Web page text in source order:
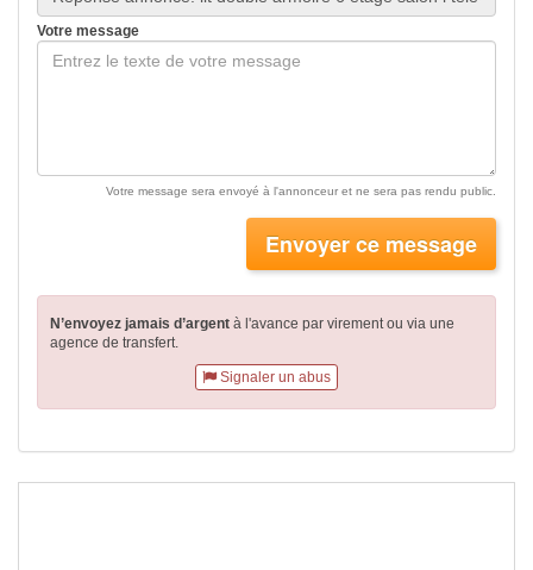
Votre message
Votre message sera envoyé à l'annonceur et ne sera pas rendu public.
Envoyer ce message
N’envoyez jamais d’argent à l'avance par virementou via une
agence de transfert.
Signaler un abus